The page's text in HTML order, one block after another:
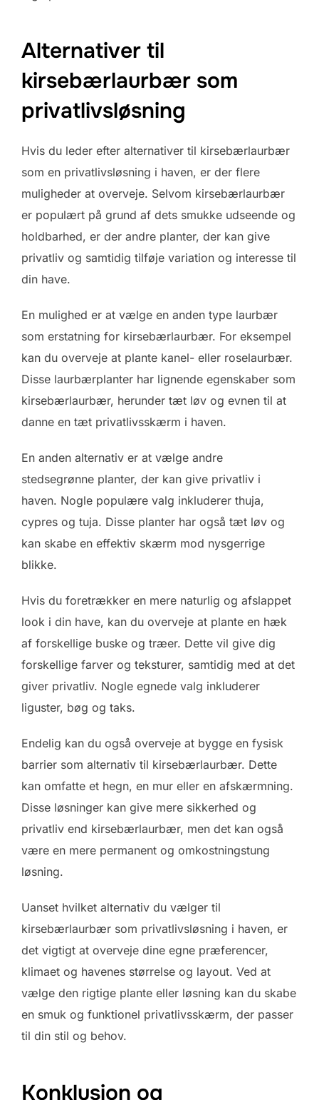
Alternativer til
kirsebærlaurbær som
privatlivsløsning
Hvis du leder efter alternativer til kirsebærlaurbær
som en privatlivsløsning i haven, er der flere
muligheder at overveje. Selvom kirsebærlaurbær
er populært på grund af dets smukke udseende og
holdbarhed, er der andre planter, der kan give
privatliv og samtidig tilføje variation og interesse til
din have.
En mulighed er at vælge en anden type laurbær
som erstatning for kirsebærlaurbær. For eksempel
kan du overveje at plante kanel- eller roselaurbær.
Disse laurbærplanter har lignende egenskaber som
kirsebærlaurbær, herunder tæt løv og evnen til at
danne en tæt privatlivsskærm i haven.
En anden alternativ er at vælge andre
stedsegrønne planter, der kan give privatliv i
haven. Nogle populære valg inkluderer thuja,
cypres og tuja. Disse planter har også tæt løv og
kan skabe en effektiv skærm mod nysgerrige
blikke.
Hvis du foretrækker en mere naturlig og afslappet
look i din have, kan du overveje at plante en hæk
af forskellige buske og træer. Dette vil give dig
forskellige farver og teksturer, samtidig med at det
giver privatliv. Nogle egnede valg inkluderer
liguster, bøg og taks.
Endelig kan du også overveje at bygge en fysisk
barrier som alternativ til kirsebærlaurbær. Dette
kan omfatte et hegn, en mur eller en afskærmning.
Disse løsninger kan give mere sikkerhed og
privatliv end kirsebærlaurbær, men det kan også
være en mere permanent og omkostningstung
løsning.
Uanset hvilket alternativ du vælger til
kirsebærlaurbær som privatlivsløsning i haven, er
det vigtigt at overveje dine egne præferencer,
klimaet og havenes størrelse og layout. Ved at
vælge den rigtige plante eller løsning kan du skabe
en smuk og funktionel privatlivsskærm, der passer
til din stil og behov.
Konklusion og